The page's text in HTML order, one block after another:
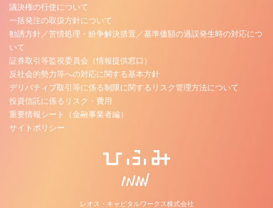
議決権の行使について
一括発注の取扱方針について
勧誘方針／苦情処理・紛争解決措置／基準価額の過誤発生時の対応につ
いて
証券取引等監視委員会（情報提供窓口）
反社会的勢力等への対応に関する基本方針
デリバティブ取引等に係る制限に関するリスク管理方法について
投資信託に係るリスク・費用
重要情報シート（金融事業者編）
サイトポリシー
レオス・キャピタルワークス株式会社